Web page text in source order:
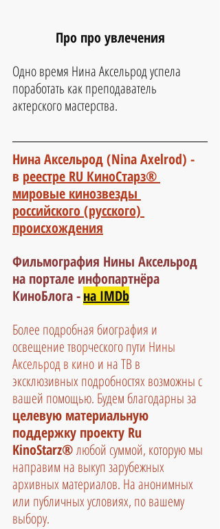
Про про увлечения
Одно время Нина Аксельрод успела
поработать как преподаватель
актерского мастерства.
Нина Аксельрод (Nina Axelrod) -
в реестре RU КиноСтарз®
мировые кинозвезды
российского (русского)
происхождения
Фильмография Нины Аксельрод
на портале инфопартнёра
КиноБлога -на IMDb
Более подробная биография и
освещение творческого пути Нины
Аксельрод в кино и на ТВ в
эксклюзивных подробностях возможны с
вашей помощью. Будем благодарны за
целевую материальную
поддержку проекту Ru
KinoStarz® любой суммой, которую мы
направим на выкуп зарубежных
архивных материалов. На анонимных
или публичных условиях, по вашему
выбору.